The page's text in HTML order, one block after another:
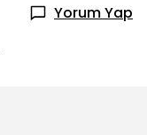
Yorum Yap